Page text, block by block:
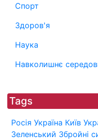
Спорт
Здоров'я
Наука
Навколишнє
Tags
Росія Україна Київ
Зеленський Збройні